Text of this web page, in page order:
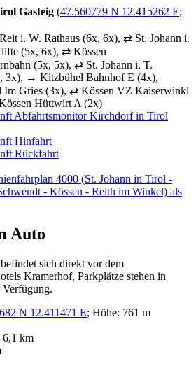
Gasteig (47.560779 N 12.415262 E;
i. W. Rathaus (6x, 6x), ⇄ St. Johann i.
(5x, 6x), ⇄ Kössen
(5x, 5x), ⇄ St. Johann i. T.
3x), → Kitzbühel Bahnhof E (4x),
Gries (3x), ⇄ Kössen VZ Kaiserwinkl
Hüttwirt A (2x)
Abfahrtsmonitor Kirchdorf in Tirol
Hinfahrt
Rückfahrt
4000 (St. Johann in Tirol -
- Kössen - Reith im Winkel) als
Auto
sich direkt vor dem
Kramerhof, Parkplätze stehen in
Verfügung.
N 12.411471 E; Höhe: 761 m
6,1 km